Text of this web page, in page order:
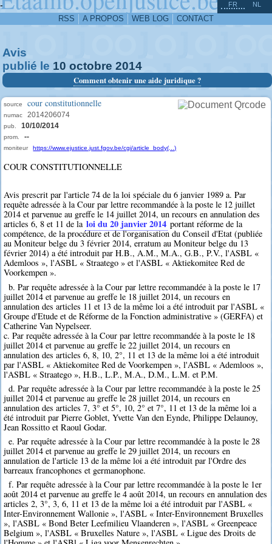
-
RSS A PROPOS WEB LOG CONTACT
FR NL
Avis
publié le 10 octobre 2014
Comment obtenir une aide juridique ?
source cour constitutionnelle
numac 2014206074
pub. 10/10/2014
prom. --
moniteur https://www.ejustice.just.fgov.be/cgi/article_body(...)
COUR CONSTITUTIONNELLE
Avis prescrit par l'article 74 de la loi spéciale du 6 janvier 1989 a. Par
requête adressée à la Cour par lettre recommandée à la poste le 12 juillet
2014 et parvenue au greffe le 14 juillet 2014, un recours en annulation des
articles 6, 8 et 11 de la loi du 20 janvier 2014 portant réforme de la
compétence, de la procédure et de l'organisation du Conseil d'Etat (publiée
au Moniteur belge du 3 février 2014, erratum au Moniteur belge du 13
février 2014) a été introduit par H.B., A.M., M.A., G.B., P.V., l'ASBL «
Ademloos », l'ASBL « Straatego » et l'ASBL « Aktiekomitee Red de
Voorkempen ».
b. Par requête adressée à la Cour par lettre recommandée à la poste le 17
juillet 2014 et parvenue au greffe le 18 juillet 2014, un recours en
annulation des articles 11 et 13 de la même loi a été introduit par l'ASBL «
Groupe d'Etude et de Réforme de la Fonction administrative » (GERFA) et
Catherine Van Nypelseer.
c. Par requête adressée à la Cour par lettre recommandée à la poste le 18
juillet 2014 et parvenue au greffe le 22 juillet 2014, un recours en
annulation des articles 6, 8, 10, 2°, 11 et 13 de la même loi a été introduit
par l'ASBL « Aktiekomitee Red de Voorkempen », l'ASBL « Ademloos »,
l'ASBL « Straatego », H.B., L.P., M.A., D.M., L.M. et P.M.
d. Par requête adressée à la Cour par lettre recommandée à la poste le 25
juillet 2014 et parvenue au greffe le 28 juillet 2014, un recours en
annulation des articles 7, 3° et 5°, 10, 2° et 7°, 11 et 13 de la même loi a
été introduit par Pierre Goblet, Yvette Van den Eynde, Philippe Delaunoy,
Jean Rossitto et Raoul Godar.
e. Par requête adressée à la Cour par lettre recommandée à la poste le 28
juillet 2014 et parvenue au greffe le 29 juillet 2014, un recours en
annulation de l'article 13 de la même loi a été introduit par l'Ordre des
barreaux francophones et germanophone.
f. Par requête adressée à la Cour par lettre recommandée à la poste le 1er
août 2014 et parvenue au greffe le 4 août 2014, un recours en annulation des
articles 2, 3°, 3, 6, 11 et 13 de la même loi a été introduit par l'ASBL «
Inter-Environnement Wallonie », l'ASBL « Inter-Environnement Bruxelles
», l'ASBL « Bond Beter Leefmilieu Vlaanderen », l'ASBL « Greenpeace
Belgium », l'ASBL « Bruxelles Nature », l'ASBL « Ligue des Droits de
^